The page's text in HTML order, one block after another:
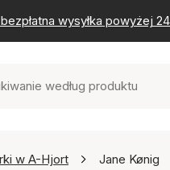
wysyłka powyżej
w A-Hjort Jane Kønig